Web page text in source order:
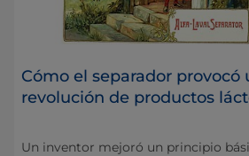
Cómo el separador provocó
revolución de productos
Un inventor mejoró un principio